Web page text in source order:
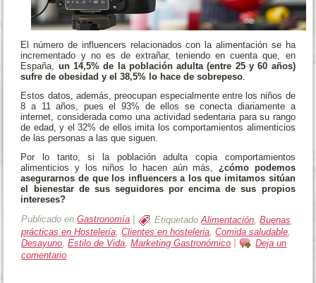
El número de influencers relacionados con la alimentación se ha
incrementado y no es de extrañar, teniendo en cuenta que, en
España, un 14,5% de la población adulta (entre 25 y 60 años)
sufre de obesidad y el 38,5% lo hace de sobrepeso.
Estos datos, además, preocupan especialmente entre los niños de
8 a 11 años, pues el 93% de ellos se conecta diariamente a
internet, considerada como una actividad sedentaria para su rango
de edad, y el 32% de ellos imita los comportamientos alimenticios
de las personas a las que siguen.
Por lo tanto, si la población adulta copia comportamientos
alimenticios y los niños lo hacen aún más, ¿cómo podemos
asegurarnos de que los influencers a los que imitamos sitúan
el bienestar de sus seguidores por encima de sus propios
intereses?
Publicado en Gastronomía Etiquetado Alimentación ,Buenas
prácticas en Hostelería,Clientes en hosteleria,Comida saludable,
Desayuno ,Estilo de Vida ,Marketing Gastronómico
Deja un
comentario